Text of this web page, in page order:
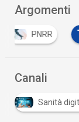
Argomenti
PNRR
Canali
Sanità